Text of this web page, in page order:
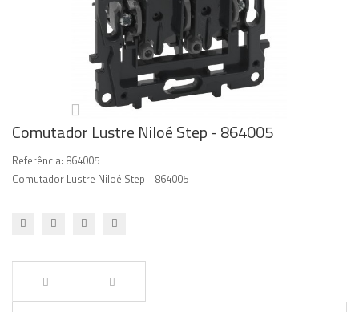
Comutador Lustre Niloé Step - 864005
Referência: 864005
Comutador Lustre Niloé Step - 864005